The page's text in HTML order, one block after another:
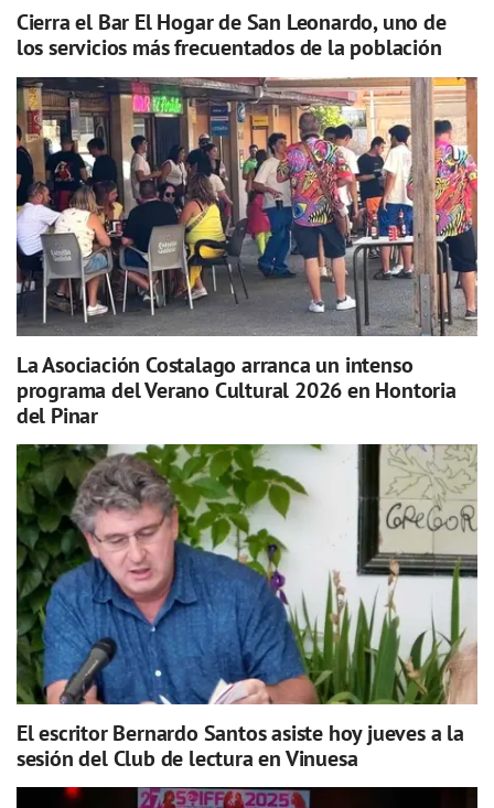
Cierra el Bar El Hogar de San Leonardo, uno de
los servicios más frecuentados de la población
La Asociación Costalago arranca un intenso
programa del Verano Cultural 2026 en Hontoria
del Pinar
El escritor Bernardo Santos asiste hoy jueves a la
sesión del Club de lectura en Vinuesa